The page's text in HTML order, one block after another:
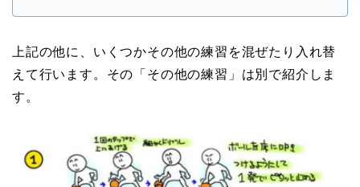
上記の他に、いくつかその他の練習を混ぜたり入れ替
えて行います。その「その他の練習」は別で紹介しま
す。